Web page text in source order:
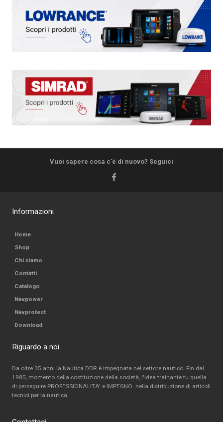
Vuoi sapere cosa c'è di nuovo? Seguici
Informazioni
Home
Shop
Chi siamo
Contatti
Catalogo
Navpower
Navprotect
Download
Riguardo a noi
Da oltre 35 anni la Nautica DDR è impegnata nel settore nautico. Fin dal
1985, momento della costituzione della società, l'idea trainante fu quella
di perseguire PROFESSIONALITA' e IMPEGNO nella distribuzione di articoli
tecnici per la nautica.